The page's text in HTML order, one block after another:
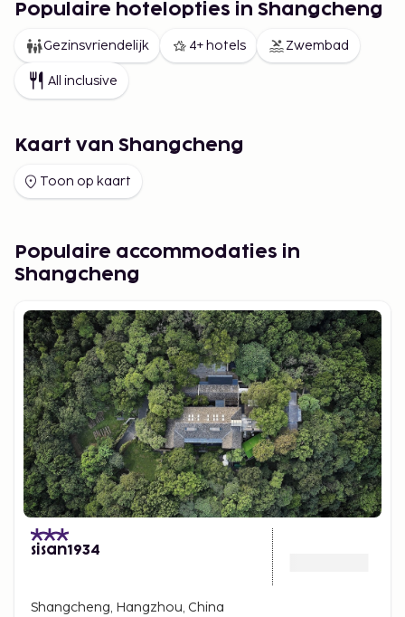
Populaire hotelopties in Shangcheng
Gezinsvriendelijk 4+ hotels Zwembad
All inclusive
Kaart van Shangcheng
Toon op kaart
Populaire accommodaties in
Shangcheng
sisan1934
Shangcheng, Hangzhou, China